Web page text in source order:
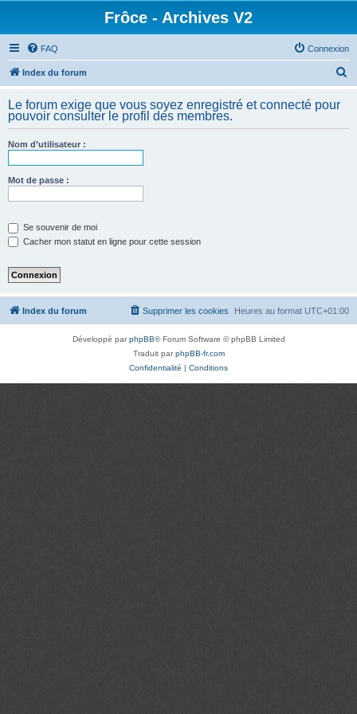
Frôce - Archives V2
FAQ Connexion
Index du forum
h
Le forum exige que vous soyez enregistré et connecté pour
pouvoir consulter le profil des membres.
Nom d’utilisateur :
Mot de passe :
Se souvenir de moi
Cacher mon statut en ligne pour cette session
Index du forum Heures au format UTC+01:00
Supprimer les cookies
Développé parphpBB® Forum Software © phpBB Limited
Traduit parphpBB-fr.com
Confidentialité | Conditions